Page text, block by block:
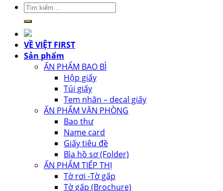
Tìm
kiếm:
VỀ VIỆT FIRST
Sản phẩm
ẤN PHẨM BAO BÌ
Hộp giấy
Túi giấy
Tem nhãn – decal giấy
ẤN PHẨM VĂN PHÒNG
Bao thư
Name card
Giấy tiêu đề
Bìa hồ sơ (Folder)
ẤN PHẨM TIẾP THỊ
Tờ rơi -Tờ gấp
Tờ gấp (Brochure)